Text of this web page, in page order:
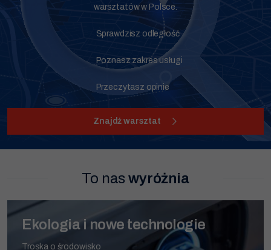
warsztatów w Polsce.
Sprawdzisz odległość
Poznasz zakres usługi
Przeczytasz opinie
Znajdź warsztat
To naswyróżnia
Ekologia i nowe technologie
Troska o środowisko